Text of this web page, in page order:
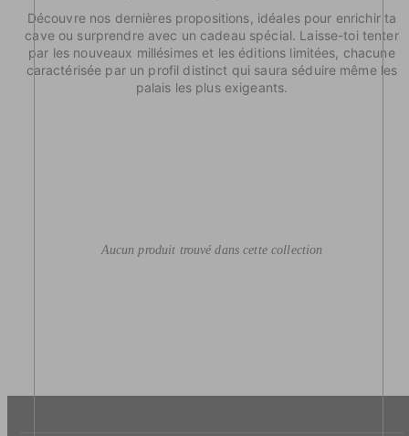
Découvre nos dernières propositions, idéales pour enrichir ta
cave ou surprendre avec un cadeau spécial. Laisse-toi tenter
par les nouveaux millésimes et les éditions limitées, chacune
caractérisée par un profil distinct qui saura séduire même les
palais les plus exigeants.
Aucun produit trouvé dans cette collection